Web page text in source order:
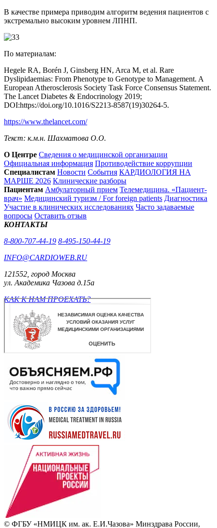
В качестве примера приводим алгоритм ведения пациентов с
экстремально высоким уровнем ЛПНП.
По материалам:
Hegele RA, Borén J, Ginsberg HN, Arca M, et al. Rare
Dyslipidaemias: From Phenotype to Genotype to Management. A
European Atherosclerosis Society Task Force Consensus Statement.
The Lancet Diabetes & Endocrinology 2019;
DOI:https://doi.org/10.1016/S2213-8587(19)30264-5.
https://www.thelancet.com/
Текст: к.м.н. Шахматова О.О.
О Центре Сведения о медицинской организации
Официальная информация Противодействие коррупции
Специалистам Новости События КАРДИОЛОГИЯ НА
МАРШЕ 2026 Клинические разборы
Пациентам Амбулаторный прием Телемедицина. «Пациент-
врач» Медицинский туризм / For foreign patients Диагностика
Участие в клинических исследованиях Часто задаваемые
вопросы Оставить отзыв
КОНТАКТЫ
8-800-707-44-19 8-495-150-44-19
INFO@CARDIOWEB.RU
121552, город Москва
ул. Академика Чазова д.15а
КАК К НАМ ПРОЕХАТЬ?
© ФГБУ «НМИЦК им. ак. Е.И.Чазова» Минздрава России,